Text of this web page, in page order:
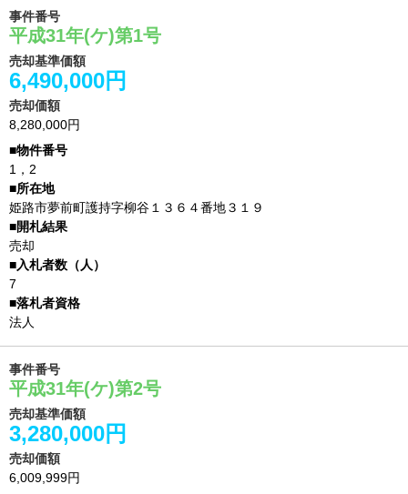
事件番号
平成31年(ケ)第1号
売却基準価額
6,490,000円
売却価額
8,280,000円
1，2
姫路市夢前町護持字柳谷１３６４番地３１９
売却
7
法人
事件番号
平成31年(ケ)第2号
売却基準価額
3,280,000円
売却価額
6,009,999円